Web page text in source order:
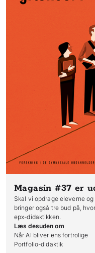
Magasin #37 er
Skal vi opdrage eleverne
bringer også tre bud på,
epx-didaktikken.
Læs desuden om
Når AI bliver ens fortrolige
Portfolio-didaktik